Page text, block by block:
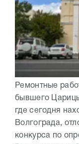
Ремонтные
бывшего
где сегодня
Волгограда,
конкурса по